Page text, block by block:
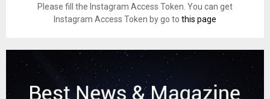
Please fill the Instagram Access Token. You can get
Instagram Access Token by go to this page